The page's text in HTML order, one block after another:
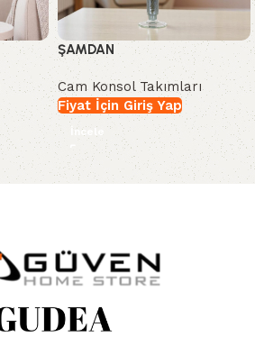
ŞAMDAN
Cam Konsol Takımları
Fiyat İçin Giriş Yap
İncele